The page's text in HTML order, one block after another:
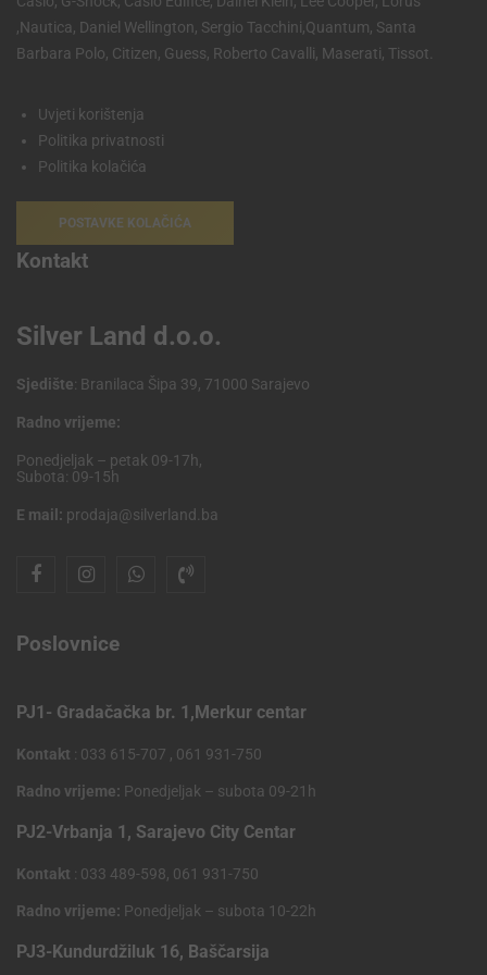
,Nautica, Daniel Wellington, Sergio Tacchini,Quantum, Santa
Barbara Polo, Citizen, Guess, Roberto Cavalli, Maserati, Tissot.
Uvjeti korištenja
Politika privatnosti
Politika kolačića
POSTAVKE KOLAČIĆA
Kontakt
Silver Land d.o.o.
Sjedište: Branilaca Šipa 39, 71000 Sarajevo
Radno vrijeme:
Ponedjeljak – petak 09-17h,
Subota: 09-15h
E mail: prodaja@silverland.ba
Poslovnice
PJ1- Gradačačka br. 1,Merkur centar
Kontakt : 033 615-707 , 061 931-750
Radno vrijeme: Ponedjeljak – subota 09-21h
PJ2-Vrbanja 1, Sarajevo City Centar
Kontakt : 033 489-598, 061 931-750
Radno vrijeme: Ponedjeljak – subota 10-22h
PJ3-Kundurdžiluk 16, Baščarsija